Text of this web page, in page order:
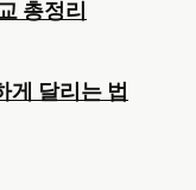
총정리
게 달리는 법